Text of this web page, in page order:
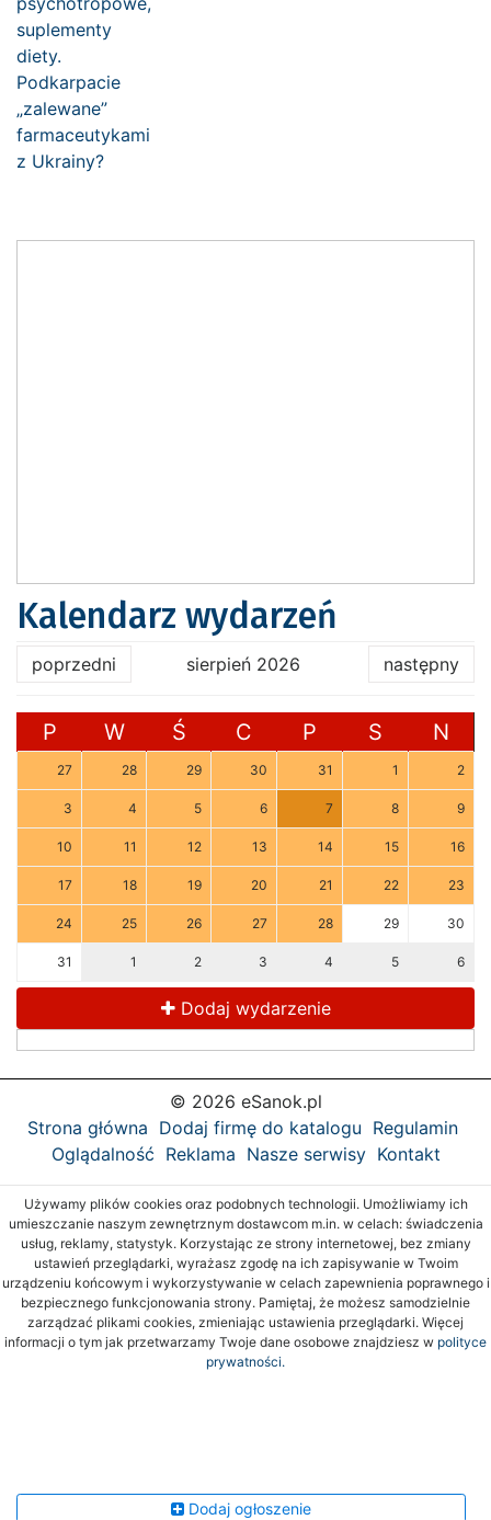
Kalendarz wydarzeń
poprzedni sierpień 2026 następny
P W Ś C P S N
27 28 29 30 31 1 2
3 4 5 6 7 8 9
10 11 12 13 14 15 16
17 18 19 20 21 22 23
24 25 26 27 28 29 30
31 1 2 3 4 5 6
Dodaj wydarzenie
© 2026 eSanok.pl
Strona główna Dodaj firmę do katalogu Regulamin
Oglądalność Reklama Nasze serwisy Kontakt
Używamy plików cookies oraz podobnych technologii. Umożliwiamy ich
umieszczanie naszym zewnętrznym dostawcom m.in. w celach: świadczenia
usług, reklamy, statystyk. Korzystając ze strony internetowej, bez zmiany
ustawień przeglądarki, wyrażasz zgodę na ich zapisywanie w Twoim
urządzeniu końcowym i wykorzystywanie w celach zapewnienia poprawnego i
bezpiecznego funkcjonowania strony. Pamiętaj, że możesz samodzielnie
zarządzać plikami cookies, zmieniając ustawienia przeglądarki. Więcej
informacji o tym jak przetwarzamy Twoje dane osobowe znajdziesz w polityce
prywatności.
Dodaj ogłoszenie